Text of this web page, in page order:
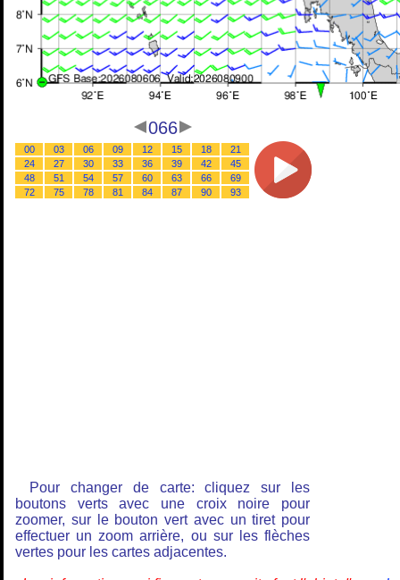
066
00 03 06 09 12 15 18
21
24
27 30 33 36 39 42
45
48
51 54 57 60 63 66
69
72
75 78 81 84 87 90 93
Pour changer de carte: cliquez sur les
boutons verts avec une croix noire pour
zoomer, sur le bouton vert avec un tiret pour
effectuer un zoom arrière, ou sur les flèches
vertes pour les cartes adjacentes.